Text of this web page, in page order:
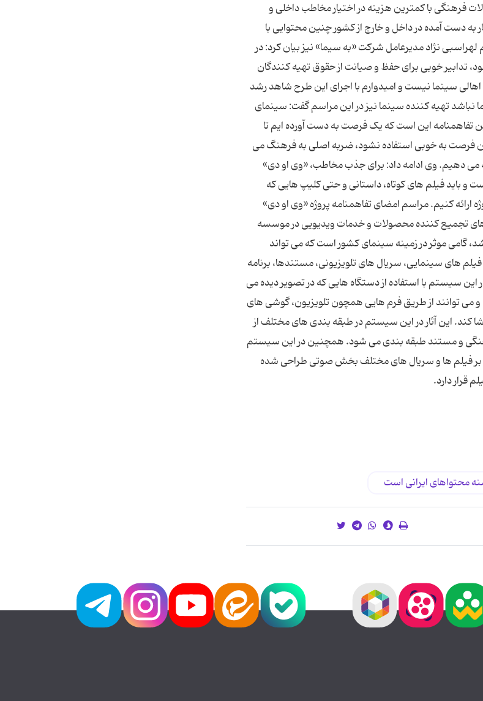
فرهنگی با کمترین هزینه در اختیار مخاطب داخلی و
به دست آمده در داخل و خارج از کشور چنین محتوایی با
نژاد مدیرعامل شرکت «به سیما» نیز بیان کرد: در
تدابیر خوبی برای حفظ و صیانت از حقوق تهیه کنندگان
اهالی سینما نیست و امیدوارم با اجرای این طرح شاهد رشد
تهیه کننده سینما نیز در این مراسم گفت: سینمای
تفاهمنامه این است که یک فرصت به دست آورده ایم تا
فرصت به خوبی استفاده نشود، ضربه اصلی به فرهنگ می
می دهیم. وی ادامه داد: برای جذب مخاطب، «وی او دی»
باید فیلم های کوتاه، داستانی و حتی کلیپ هایی که
ارائه کنیم. مراسم امضای تفاهمنامه پروژه «وی او دی»
تجمیع کننده محصولات و خدمات ویدیویی در موسسه
گامی موثر در زمینه سینمای کشور است که می تواند
های سینمایی، سریال های تلویزیونی، مستندها، برنامه
این سیستم با استفاده از دستگاه هایی که در تصویر دیده می
و می توانند از طریق فرم هایی همچون تلویزیون، گوشی های
کند. این آثار در این سیستم در طبقه بندی های مختلف از
جنگی و مستند طبقه بندی می شود. همچنین در این سیستم
بر فیلم ها و سریال های مختلف بخش صوتی طراحی شده
محتواهای ایرانی است